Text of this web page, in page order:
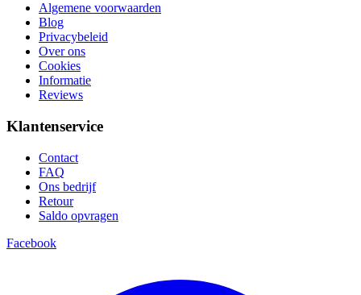
Algemene voorwaarden
Blog
Privacybeleid
Over ons
Cookies
Informatie
Reviews
Klantenservice
Contact
FAQ
Ons bedrijf
Retour
Saldo opvragen
Facebook